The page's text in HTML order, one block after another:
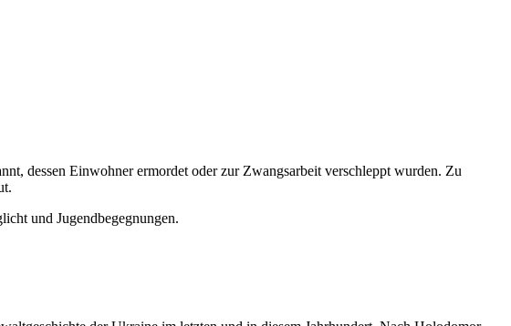
dessen Einwohner ermordet oder zur Zwangsarbeit verschleppt wurden. Zu
und Jugendbegegnungen.